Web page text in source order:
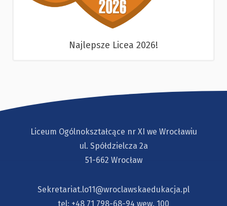
Najlepsze Licea 2026!
Liceum Ogólnokształcące nr XI we Wrocławiu
ul. Spółdzielcza 2a
51-662 Wrocław
Sekretariat.lo11@wroclawskaedukacja.pl
tel: +48 71 798-68-94 wew. 100